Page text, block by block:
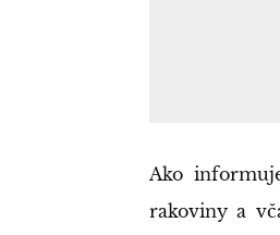
Ako
rakoviny a